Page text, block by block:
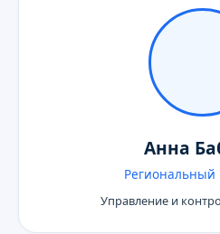
Анна
Управление и